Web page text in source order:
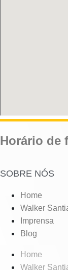
Horário de
SOBRE NÓS
Home
Walker
Imprensa
Blog
Home
Walker